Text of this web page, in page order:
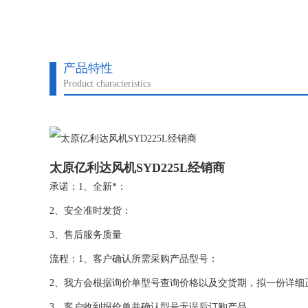
产品特性
Product characteristics
太原亿利达风机SYD225L经销商
承诺：1、全新*：
2、安全准时发货：
3、售后服务质量
流程：1、客户确认所需采购产品型号：
2、我方会根据询价单型号查询价格以及交货期，拟一份详细